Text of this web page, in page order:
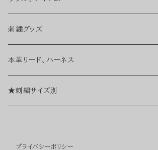
刺繍グッズ
バッグ、ポーチ
ネームタグ
本革リード、ハーネス
リード
★刺繍サイズ別
プライバシーポリシー